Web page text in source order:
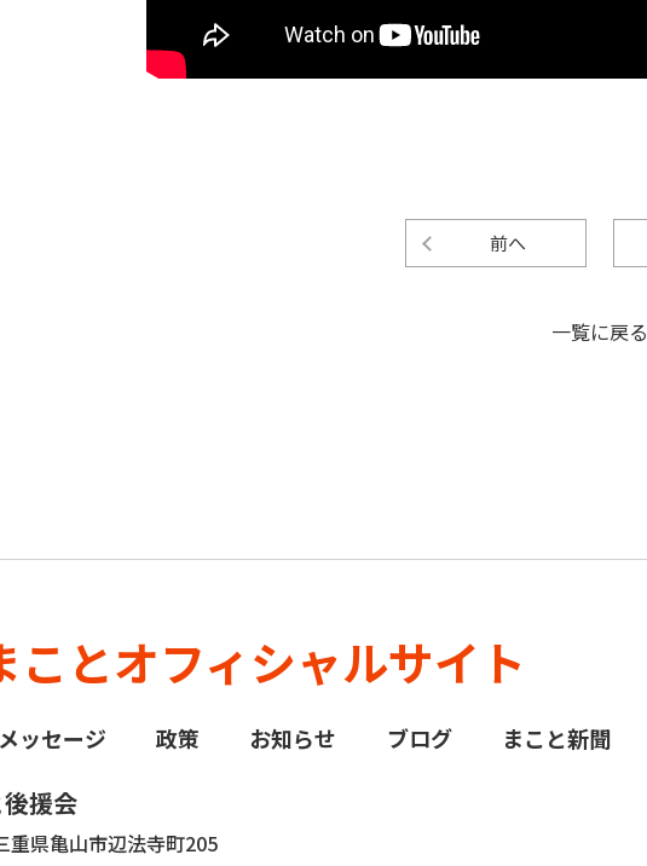
前へ
一覧に戻る
ことオフィシャルサイト
メッセージ 政策 お知らせ ブログ まこと新聞
援会
重県亀山市辺法寺町205